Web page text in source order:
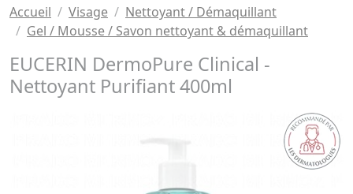
Accueil Visage
Nettoyant / Démaquillant
Gel / Mousse / Savon nettoyant & démaquillant
EUCERIN DermoPure Clinical -
Nettoyant Purifiant 400ml